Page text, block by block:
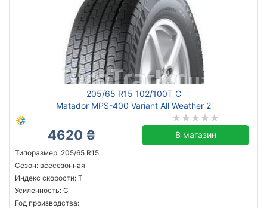
205/65 R15 102/100T C
Matador MPS-400 Variant All Weather 2
4620 ₴ В магазин
Типоразмер: 205/65 R15
Сезон: всесезонная
Индекс скорости: T
Усиленность: C
Год производства: